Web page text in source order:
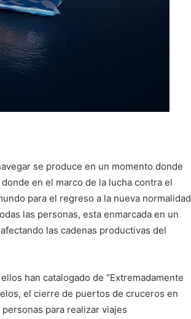
se produce en un momento donde
en el marco de la lucha contra el
para el regreso a la nueva normalidad
las personas, esta enmarcada en un
las cadenas productivas del
han catalogado de “Extremadamente
el cierre de puertos de cruceros en
para realizar viajes